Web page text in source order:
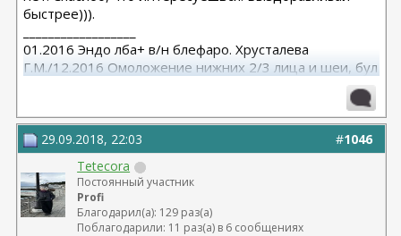
быстрее))).
01.2016 Эндо лба+ в/н блефаро. Хрусталева
Г.М./12.2016 Омоложение нижних 2/3 лица и шеи, бул
#1046
29.09.2018, 22:03
Tetecora
Постоянный участник
Profi
Благодарил(а): 129 раз(а)
Поблагодарили: 11 раз(а) в 6 сообщениях